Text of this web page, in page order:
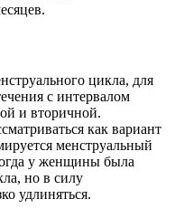
цикла, для
с интервалом
и вторичной.
как вариант
менструальный
у женщины была
но в силу
удлиняться.